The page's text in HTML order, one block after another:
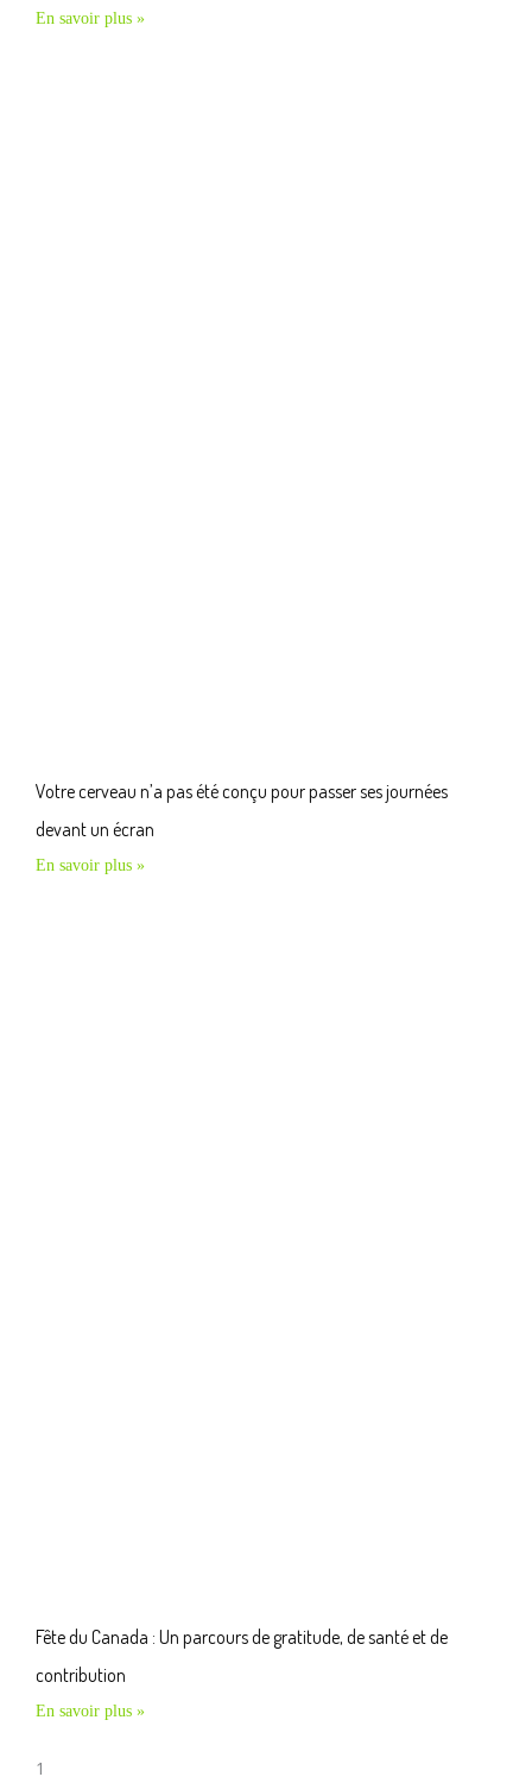
En savoir plus »
Votre cerveau n’a pas été conçu pour passer ses journées
devant un écran
En savoir plus »
Fête du Canada : Un parcours de gratitude, de santé et de
contribution
En savoir plus »